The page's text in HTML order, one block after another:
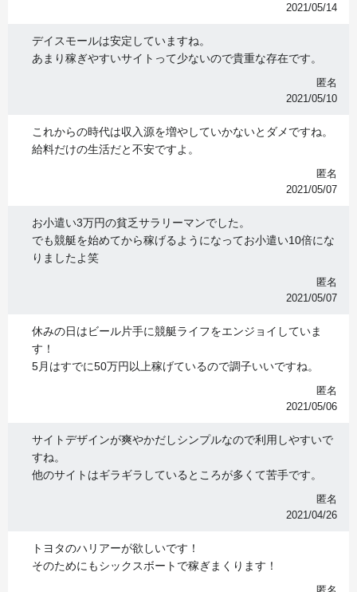
2021/05/14
デイスモールは安定していますね。
あまり稼ぎやすいサイトって少ないので貴重な存在です。
匿名
2021/05/10
これからの時代は収入源を増やしていかないとダメですね。
給料だけの生活だと不安ですよ。
匿名
2021/05/07
お小遣い3万円の貧乏サラリーマンでした。
でも競艇を始めてから稼げるようになってお小遣い10倍にな
りましたよ笑
匿名
2021/05/07
休みの日はビール片手に競艇ライフをエンジョイしていま
す！
5月はすでに50万円以上稼げているので調子いいですね。
匿名
2021/05/06
サイトデザインが爽やかだしシンプルなので利用しやすいで
すね。
他のサイトはギラギラしているところが多くて苦手です。
匿名
2021/04/26
トヨタのハリアーが欲しいです！
そのためにもシックスボートで稼ぎまくります！